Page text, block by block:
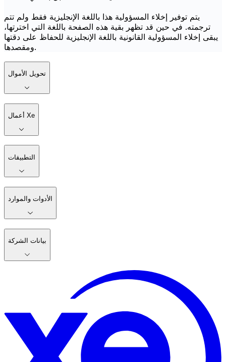
يتم توفير إخلاء المسؤولية هذا باللغة الإنجليزية فقط ولم تتم
ترجمته. في حين قد تظهر بقية هذه الصفحة باللغة التي اخترتها،
يبقى إخلاء المسؤولية القانونية باللغة الإنجليزية للحفاظ على دقتها
ومقصدها.
تحويل الأموال
أعمال Xe
التطبيقات
الأدوات والموارد
بيانات الشركة